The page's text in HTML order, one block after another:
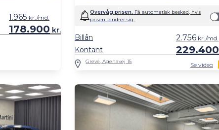
178.900 kr.
1.965 kr./md.
Overvåg prisen. Få automatisk besked, hvis
prisen ændrer sig.
Kontant 229.400
Billån 2.756 kr./md.
Greve, Agenavej 15 Se video